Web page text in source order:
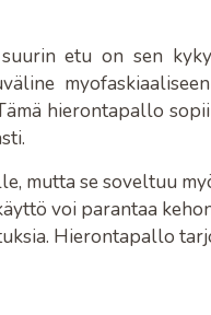
etu on sen
hierontapallo
mutta se soveltuu
voi parantaa
Hierontapallo